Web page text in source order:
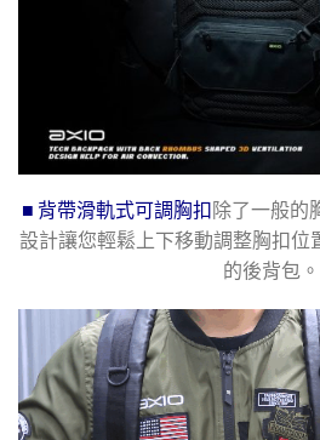
■ 背帶滑軌式可調胸扣除了一般的
設計讓您輕鬆上下移動調整胸扣位
的後背包。